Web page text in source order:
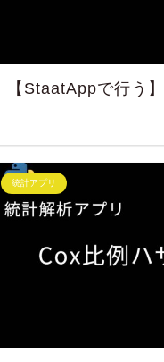
【StaatAppで行う
統計アプリ